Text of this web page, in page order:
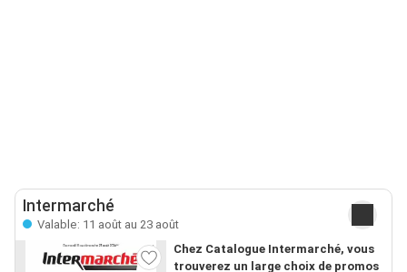
Intermarché
Valable: 11 août au 23 août
Chez Catalogue Intermarché, vous
trouverez un large choix de promos